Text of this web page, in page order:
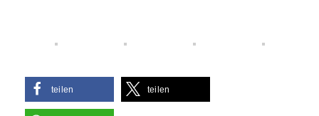
teilen teilen